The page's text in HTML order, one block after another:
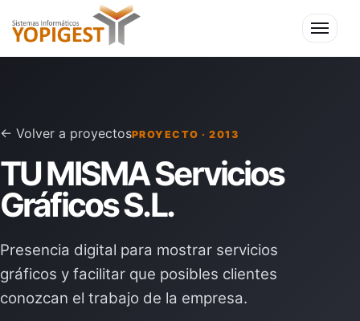
Menú
← Volver a proyectosPROYECTO · 2013
TU MISMA Servicios
Gráficos S.L.
Presencia digital para mostrar servicios
gráficos y facilitar que posibles clientes
conozcan el trabajo de la empresa.